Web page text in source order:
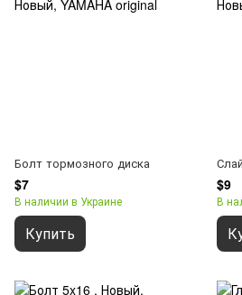
Болт тормозного диска
$7
В наличии в Украине
Купить
$9
В